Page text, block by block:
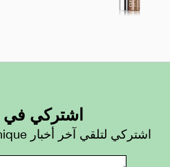
اشتركي في
اشتركي لتلقي آخر أخبار Clinique والعروض الحصرية.